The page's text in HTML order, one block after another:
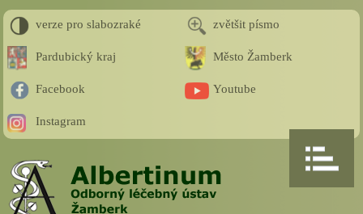
verze pro slabozraké zvětšit písmo
Pardubický kraj Město Žamberk
Facebook Youtube
Instagram